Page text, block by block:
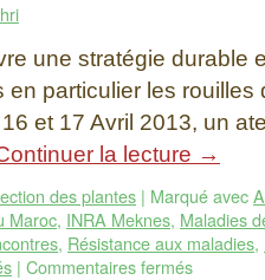
une stratégie durable
particulier les rouilles
et 17 Avril 2013, un
la lecture →
des plantes | Marqué avec
Maroc, INRA Meknes, Maladies
, Résistance aux maladies,
| Commentaires fermés